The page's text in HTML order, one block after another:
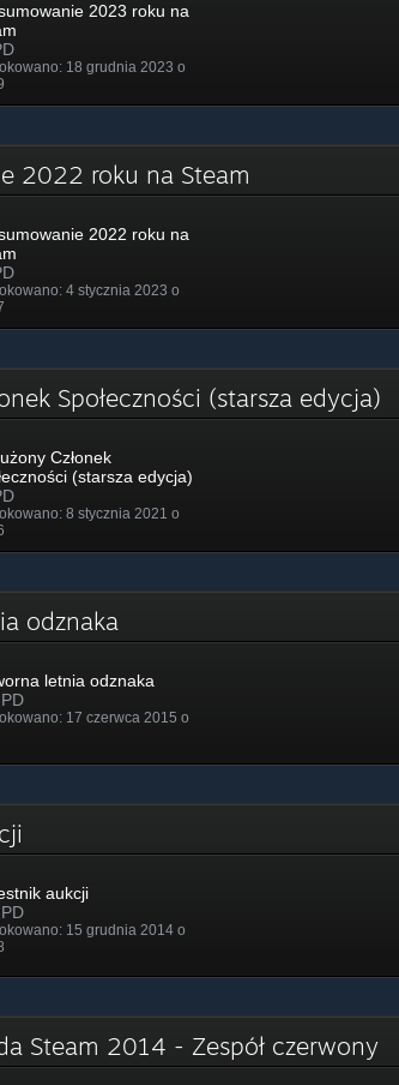
2023 roku na
18 grudnia 2023 o
2022 roku na Steam
2022 roku na
4 stycznia 2023 o
Społeczności (starsza edycja)
Członek
(starsza edycja)
8 stycznia 2021 o
odznaka
letnia odznaka
17 czerwca 2015 o
aukcji
15 grudnia 2014 o
Steam 2014 - Zespół czerwony